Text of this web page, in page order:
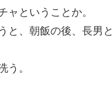
ャということか。
、朝飯の後、長男
う。